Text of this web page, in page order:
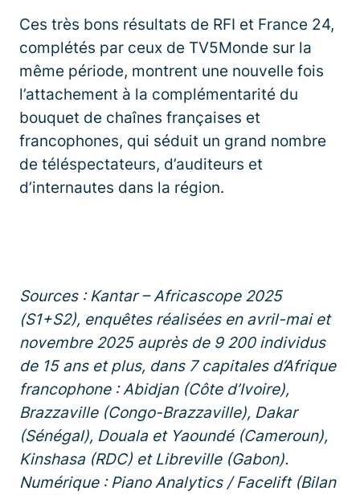
Ces très bons résultats de RFI et France 24,
complétés par ceux de TV5Monde sur la
même période, montrent une nouvelle fois
l’attachement à la complémentarité du
bouquet de chaînes françaises et
francophones, qui séduit un grand nombre
de téléspectateurs, d’auditeurs et
d’internautes dans la région.
Sources : Kantar – Africascope 2025
(S1+S2), enquêtes réalisées en avril-mai et
novembre 2025 auprès de 9 200 individus
de 15 ans et plus, dans 7 capitales d’Afrique
francophone : Abidjan (Côte d’Ivoire),
Brazzaville (Congo-Brazzaville), Dakar
(Sénégal), Douala et Yaoundé (Cameroun),
Kinshasa (RDC) et Libreville (Gabon).
Numérique : Piano Analytics / Facelift (Bilan